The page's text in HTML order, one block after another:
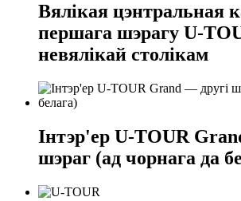
Вялікая цэнтральная
першага шэрагу U-
невялікай столікам
Інтэр'ер U-TOUR
шэраг (ад чорнага да